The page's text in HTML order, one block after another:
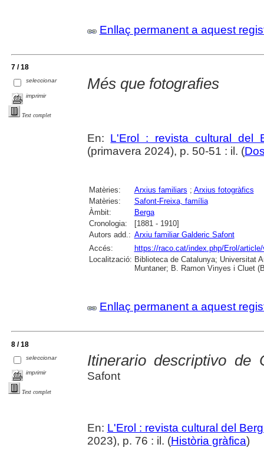
Enllaç permanent a aquest
7 / 18
seleccionar
imprimir
Text complet
Més que fotografies
En: L'Erol : revista cultural del
(primavera 2024), p. 50-51 : il. (
Matèries: Arxius familiars ; Arxius fotogràfics
Matèries:
Safont-Freixa, família
Àmbit:
Berga
Cronologia:
[1881 - 1910]
Autors add.: Arxiu familiar Galderic Safont
Accés:
https://raco.cat/index.php/Erol/article/
Localització: Biblioteca de Catalunya; Universitat
Muntaner; B. Ramon Vinyes i Cluet
Enllaç permanent a aquest
8 / 18
seleccionar
imprimir
Text complet
Itinerario descriptivo de
Safont
En: L'Erol : revista cultural del
2023), p. 76 : il. (Història gràfica)